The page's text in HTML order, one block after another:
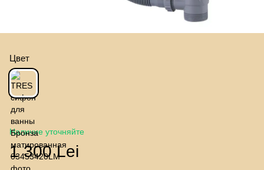
Цвет
Наличие уточняйте
1 300 Lei